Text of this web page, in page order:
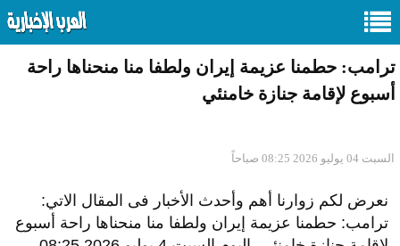
ترامب: حطمنا عزيمة إيران ولطفا منا منحناها راحة
أسبوع لإقامة جنازة خامنئي
السبت 04 يوليو 2026 08:25 صباحاً
نعرض لكم زوارنا أهم وأحدث الأخبار فى المقال الاتي:
ترامب: حطمنا عزيمة إيران ولطفا منا منحناها راحة أسبوع